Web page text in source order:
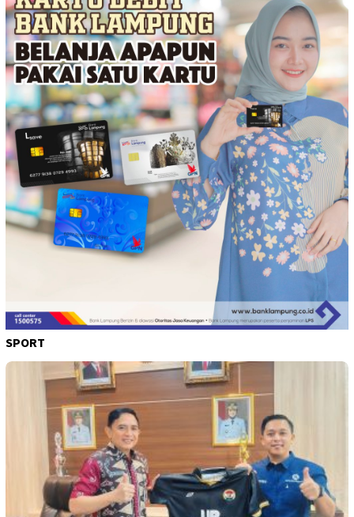
SPORT